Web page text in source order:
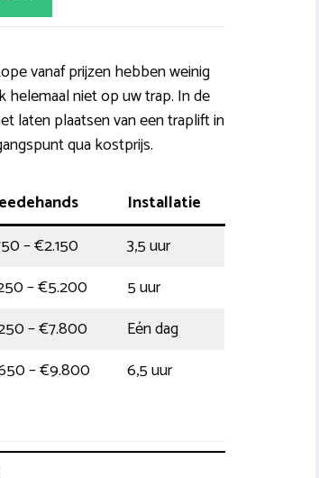
vanaf prijzen hebben weinig
niet op uw trap. In de
laten plaatsen van een traplift in
qua kostprijs.
Installatie
– €2.150
3,5 uur
– €5.200
5 uur
– €7.800
Eén dag
– €9.800 6,5 uur